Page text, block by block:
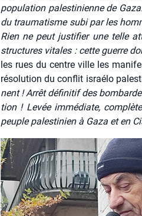
popu­la­tion pales­ti­nienne de
du trau­ma­tisme subi par les
Rien ne peut jus­ti­fier une telle
struc­tures vitales : cette guerre
les rues du centre ville les
réso­lu­tion du conflit israé­lo
nent ! Arrêt défi­ni­tif des
tion ! Levée immé­diate,
peuple pales­ti­nien à Gaza et en